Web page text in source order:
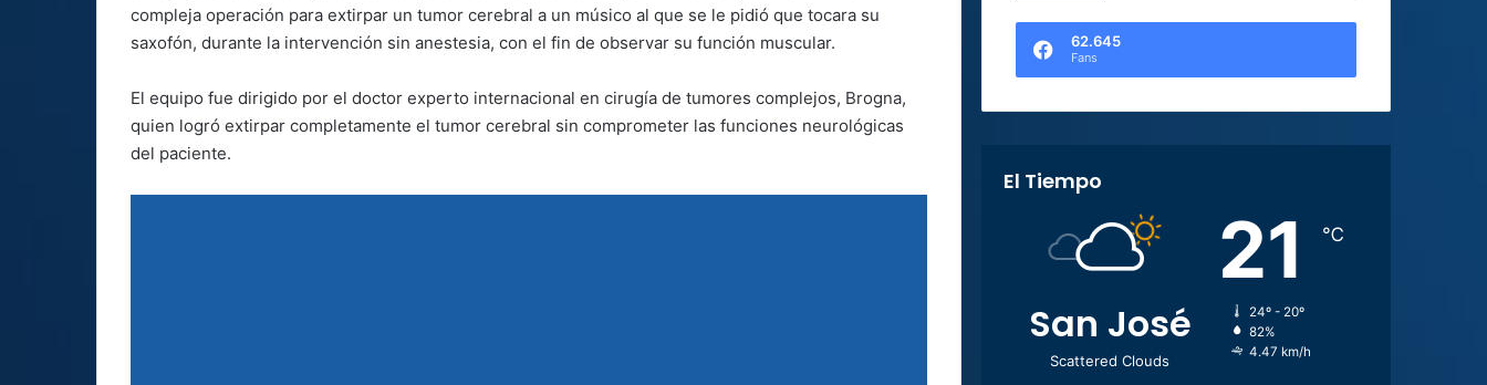
compleja operación para extirpar un tumor cerebral a un músico al que se le pidió que tocara su
saxofón, durante la intervención sin anestesia, con el fin de observar su función muscular.
El equipo fue dirigido por el doctor experto internacional en cirugía de tumores complejos, Brogna,
quien logró extirpar completamente el tumor cerebral sin comprometer las funciones neurológicas
del paciente.
62.645
Fans
El Tiempo
San José
Scattered Clouds
21 ℃
24º - 20º
82%
4.47 km/h